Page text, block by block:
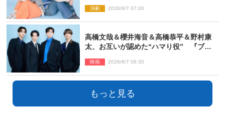
演劇 2026/8/7 07:00
高橋文哉＆櫻井海音＆高橋恭平＆野村康
太、お互いが認めた“ハマり役” 『ブル
映画 2026/8/7 06:30
もっと見る